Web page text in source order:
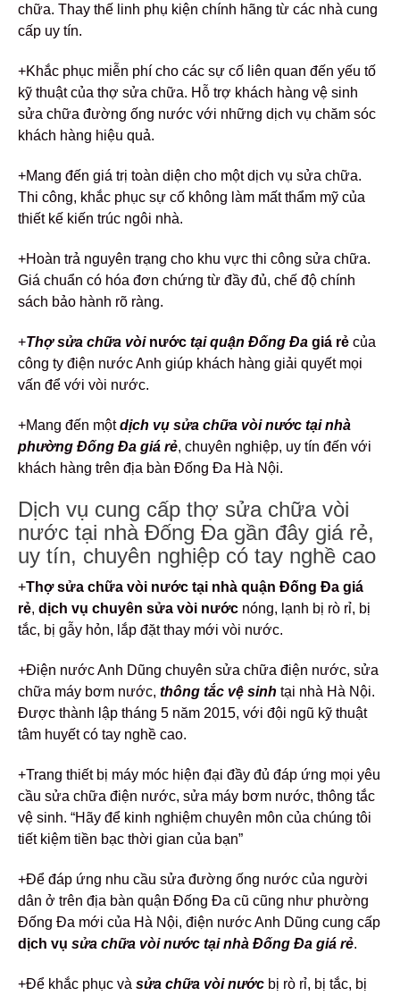
chữa. Thay thế linh phụ kiện chính hãng từ các nhà cung
cấp uy tín.
+Khắc phục miễn phí cho các sự cố liên quan đến yếu tố
kỹ thuật của thợ sửa chữa. Hỗ trợ khách hàng vệ sinh
sửa chữa đường ống nước với những dịch vụ chăm sóc
khách hàng hiệu quả.
+Mang đến giá trị toàn diện cho một dịch vụ sửa chữa.
Thi công, khắc phục sự cố không làm mất thẩm mỹ của
thiết kế kiến trúc ngôi nhà.
+Hoàn trả nguyên trạng cho khu vực thi công sửa chữa.
Giá chuẩn có hóa đơn chứng từ đầy đủ, chế độ chính
sách bảo hành rõ ràng.
+Thợ sửa chữa vòinước tại quận Đống Đa giá rẻ của
công ty điện nước Anh giúp khách hàng giải quyết mọi
vấn để với vòi nước.
+Mang đến mộtdịch vụ sửa chữa vòi nước tại nhà
phường Đống Đa giá rẻ, chuyên nghiệp, uy tín đến với
khách hàng trên địa bàn Đống Đa Hà Nội.
Dịch vụ cung cấp thợ sửa chữa vòi
nước tại nhà Đống Đa gần đây giá rẻ,
uy tín, chuyên nghiệp có tay nghề cao
+Thợ sửa chữa vòi nước tại nhà quận Đống Đa giá
rẻ, dịch vụ chuyên sửa vòi nước nóng, lạnh bị rò rỉ, bị
tắc, bị gẫy hỏn, lắp đặt thay mới vòi nước.
+Điện nước Anh Dũng chuyên sửa chữa điện nước, sửa
chữa máy bơm nước, thông tắc vệ sinh tại nhà Hà Nội.
Được thành lập tháng 5 năm 2015, với đội ngũ kỹ thuật
tâm huyết có tay nghề cao.
+Trang thiết bị máy móc hiện đại đầy đủ đáp ứng mọi yêu
cầu sửa chữa điện nước, sửa máy bơm nước, thông tắc
vệ sinh. “Hãy để kinh nghiệm chuyên môn của chúng tôi
tiết kiệm tiền bạc thời gian của bạn”
+Để đáp ứng nhu cầu sửa đường ống nước của người
dân ở trên địa bàn quận Đống Đa cũ cũng như phường
Đống Đa mới của Hà Nội, điện nước Anh Dũng cung cấp
dịch vụ sửa chữa vòi nước tại nhà Đống Đa giá rẻ.
+Để khắc phục và sửa chữa vòi nước bị rò rỉ, bị tắc, bị